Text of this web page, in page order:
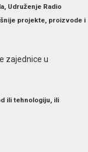
Udruženje Radio
projekte, proizvode i
zajednice u
ili tehnologiju, ili